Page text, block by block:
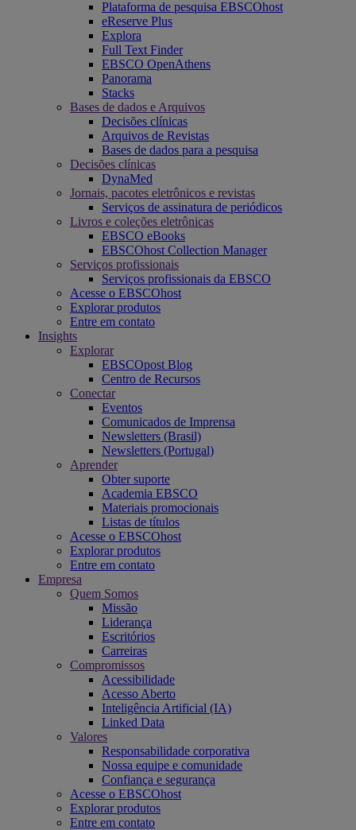
Plataforma de pesquisa EBSCOhost
eReserve Plus
Explora
Full Text Finder
EBSCO OpenAthens
Panorama
Stacks
Bases de dados e Arquivos
Decisões clínicas
Arquivos de Revistas
Bases de dados para a pesquisa
Decisões clínicas
DynaMed
Jornais, pacotes eletrônicos e revistas
Serviços de assinatura de periódicos
Livros e coleções eletrônicas
EBSCO eBooks
EBSCOhost Collection Manager
Serviços profissionais
Serviços profissionais da EBSCO
Acesse o EBSCOhost
Explorar produtos
Entre em contato
Insights
Explorar
EBSCOpost Blog
Centro de Recursos
Conectar
Eventos
Comunicados de Imprensa
Newsletters (Brasil)
Newsletters (Portugal)
Aprender
Obter suporte
Academia EBSCO
Materiais promocionais
Listas de títulos
Acesse o EBSCOhost
Explorar produtos
Entre em contato
Empresa
Quem Somos
Missão
Liderança
Escritórios
Carreiras
Compromissos
Acessibilidade
Acesso Aberto
Inteligência Artificial (IA)
Linked Data
Valores
Responsabilidade corporativa
Nossa equipe e comunidade
Confiança e segurança
Acesse o EBSCOhost
Explorar produtos
Entre em contato